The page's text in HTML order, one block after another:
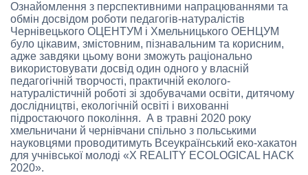
Ознайомлення з перспективними напрацюваннями та
обмін досвідом роботи педагогів-натуралістів
Чернівецького ОЦЕНТУМ і Хмельницького ОЕНЦУМ
було цікавим, змістовним, пізнавальним та корисним,
адже завдяки цьому вони зможуть раціонально
використовувати досвід один одного у власній
педагогічній творчості, практичній еколого-
натуралістичній роботі зі здобувачами освіти, дитячому
дослідництві, екологічній освіті і вихованні
підростаючого покоління. А в травні 2020 року
хмельничани й чернівчани спільно з польськими
науковцями проводитимуть Всеукраїнський еко-хакатон
для учнівської молоді «Х REALITY ECOLOGICAL HACK
2020».